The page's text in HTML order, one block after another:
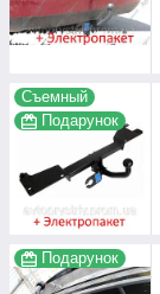
Съемный
Подарунок
Подарунок